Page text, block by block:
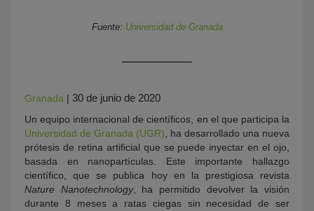
Fuente: Universidad de Granada
Granada | 30 de junio de 2020
Un equipo internacional de científicos, en el que participa la
Universidad de Granada (UGR) , ha desarrollado una nueva
prótesis de retina artificial que se puede inyectar en el ojo,
basada en nanopartículas. Este importante hallazgo
científico, que se publica hoy en la prestigiosa revista
Nature Nanotechnology, ha permitido devolver la visión
durante 8 meses a ratas ciegas sin necesidad de ser